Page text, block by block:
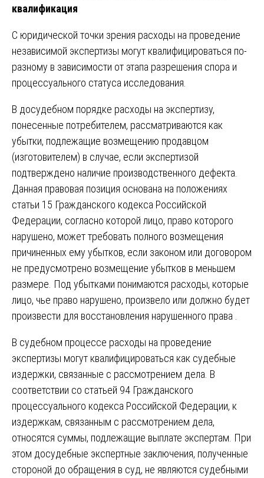
квалификация
С юридической точки зрения расходы на проведение
независимой экспертизы могут квалифицироваться по-
разному в зависимости от этапа разрешения спора и
процессуального статуса исследования.
В досудебном порядке расходы на экспертизу,
понесенные потребителем, рассматриваются как
убытки, подлежащие возмещению продавцом
(изготовителем) в случае, если экспертизой
подтверждено наличие производственного дефекта.
Данная правовая позиция основана на положениях
статьи 15 Гражданского кодекса Российской
Федерации, согласно которой лицо, право которого
нарушено, может требовать полного возмещения
причиненных ему убытков, если законом или договором
не предусмотрено возмещение убытков в меньшем
размере. Под убытками понимаются расходы, которые
лицо, чье право нарушено, произвело или должно будет
произвести для восстановления нарушенного права .
В судебном процессе расходы на проведение
экспертизы могут квалифицироваться как судебные
издержки, связанные с рассмотрением дела. В
соответствии со статьей 94 Гражданского
процессуального кодекса Российской Федерации, к
издержкам, связанным с рассмотрением дела,
относятся суммы, подлежащие выплате экспертам. При
этом досудебные экспертные заключения, полученные
стороной до обращения в суд, не являются судебными